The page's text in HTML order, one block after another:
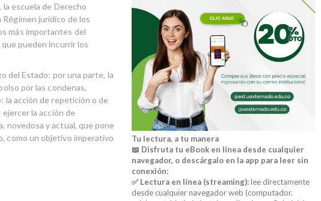
escuela de Derecho
jurídico de los
más importantes del
pueden incurrir los
del Estado: por una parte, la
por las condenas,
la acción de repetición o de
la acción de
novedosa y actual, que pone
como un objetivo imperativo
Tu lectura, a tu manera
📖 Disfruta tu eBook en línea desde cualquier
navegador, o descárgalo en la app para leer sin
conexión:
✅ Lectura en línea (streaming):lee directamente
desde cualquier navegador web (computador,